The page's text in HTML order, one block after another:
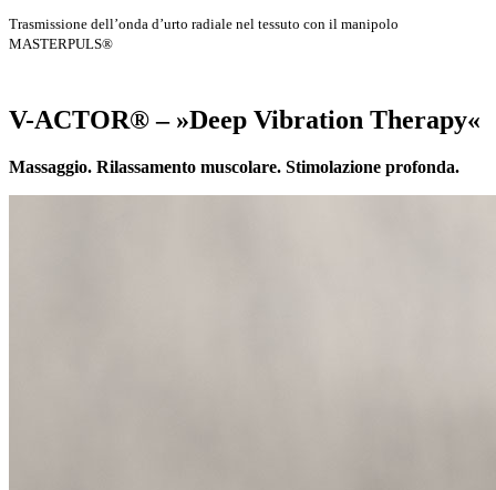
Trasmissione dell’onda d’urto radiale nel tessuto con il manipolo
MASTERPULS®
V-ACTOR® – »Deep Vibration Therapy«
Massaggio. Rilassamento muscolare. Stimolazione profonda.